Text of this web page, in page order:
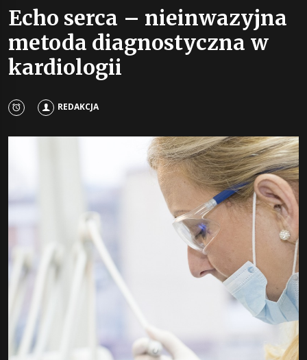
Echo serca – nieinwazyjna
metoda diagnostyczna w
kardiologii
REDAKCJA